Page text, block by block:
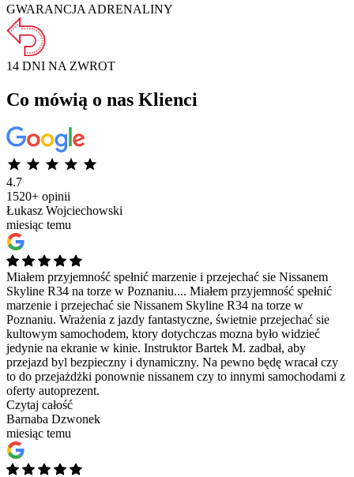
GWARANCJA ADRENALINY
14 DNI NA ZWROT
Co mówią o nas Klienci
4.7
1520+ opinii
Łukasz Wojciechowski
miesiąc temu
Miałem przyjemność spełnić marzenie i przejechać sie Nissanem
Skyline R34 na torze w Poznaniu.... Miałem przyjemność spełnić
marzenie i przejechać sie Nissanem Skyline R34 na torze w
Poznaniu. Wrażenia z jazdy fantastyczne, świetnie przejechać sie
kultowym samochodem, ktory dotychczas mozna było widzieć
jedynie na ekranie w kinie. Instruktor Bartek M. zadbał, aby
przejazd byl bezpieczny i dynamiczny. Na pewno będę wracał czy
to do przejażdżki ponownie nissanem czy to innymi samochodami z
oferty autoprezent.
Czytaj całość
Barnaba Dzwonek
miesiąc temu